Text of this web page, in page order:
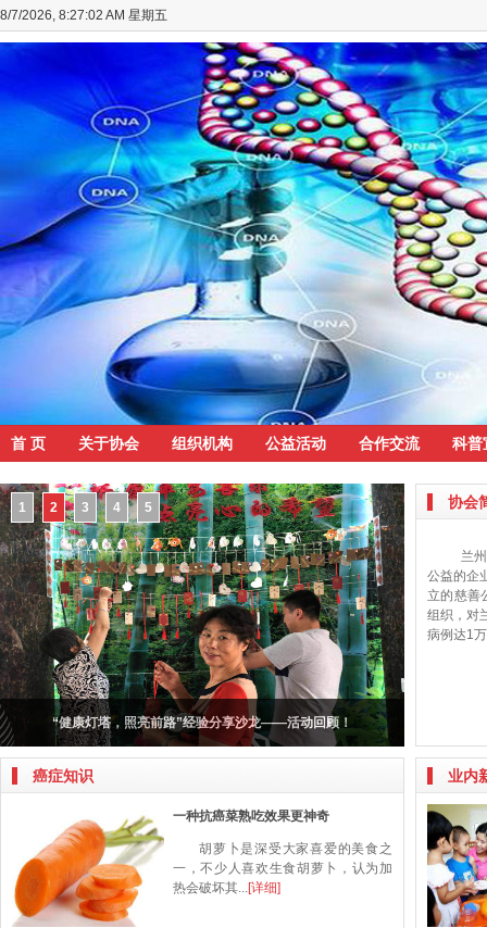
8/7/2026, 8:27:03 AM 星期五
首 页 关于协会 组织机构 公益活动 合作交流 科普
兰州抗癌协会名誉会长在“公益健康交流全国行”活动发表讲话
1 2 3 4 5
癌症知识
一种抗癌菜熟吃效果更神奇
胡萝卜是深受大家喜爱的美食之
一，不少人喜欢生食胡萝卜，认为加
热会破坏其...[详细]
协会
兰
公益的企
立的慈
组织，对
病例达1
业内